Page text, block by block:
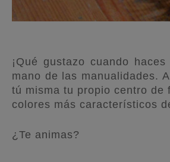
¡Qué gustazo cuando
mano de las manualidades.
tú misma tu propio centro
colores más característicos
¿Te animas?